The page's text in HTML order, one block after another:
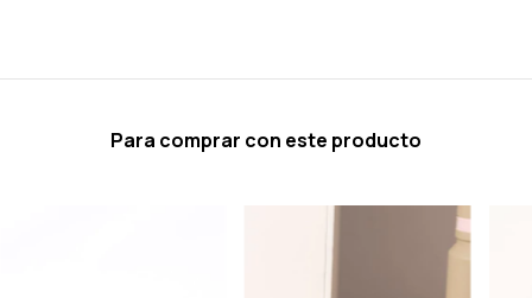
Para comprar con este producto